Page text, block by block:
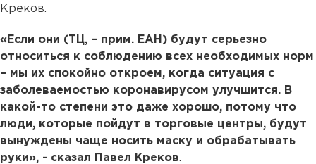
Креков.
«Если они (ТЦ, – прим. ЕАН) будут серьезно
относиться к соблюдению всех необходимых норм
– мы их спокойно откроем, когда ситуация с
заболеваемостью коронавирусом улучшится. В
какой-то степени это даже хорошо, потому что
люди, которые пойдут в торговые центры, будут
вынуждены чаще носить маску и обрабатывать
руки», - сказал Павел Креков.